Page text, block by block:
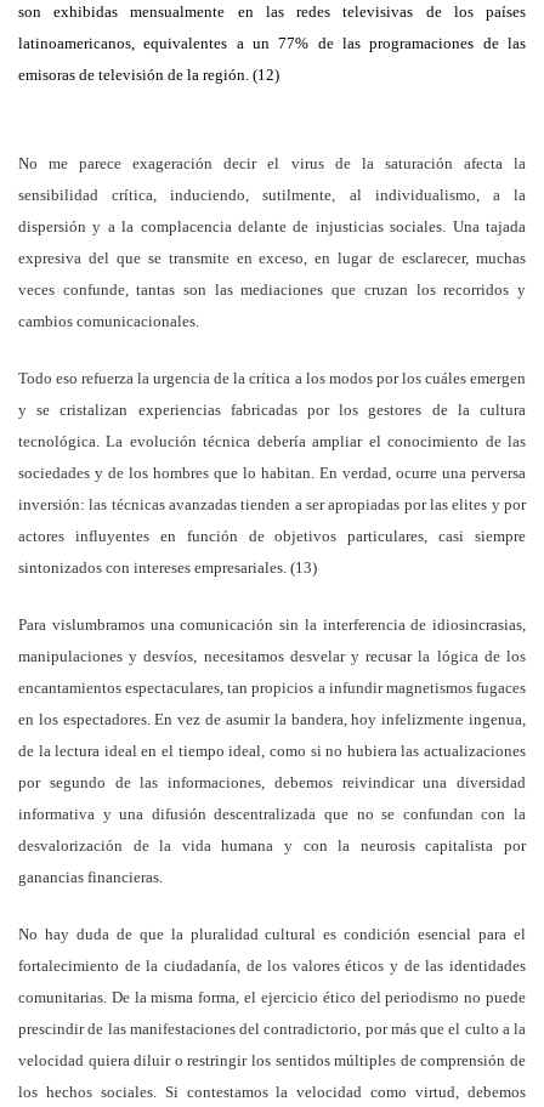
son exhibidas mensualmente en las redes televisivas de los países
latinoamericanos, equivalentes a un 77% de las programaciones de las
emisoras de televisión de la región. (12)
No me parece exageración decir el virus de la saturación afecta la
sensibilidad crítica, induciendo, sutilmente, al individualismo, a la
dispersión y a la complacencia delante de injusticias sociales. Una tajada
expresiva del que se transmite en exceso, en lugar de esclarecer, muchas
veces confunde, tantas son las mediaciones que cruzan los recorridos y
cambios comunicacionales.
Todo eso refuerza la urgencia de la crítica a los modos por los cuáles emergen
y se cristalizan experiencias fabricadas por los gestores de la cultura
tecnológica. La evolución técnica debería ampliar el conocimiento de las
sociedades y de los hombres que lo habitan. En verdad, ocurre una perversa
inversión: las técnicas avanzadas tienden a ser apropiadas por las elites y por
actores influyentes en función de objetivos particulares, casi siempre
sintonizados con intereses empresariales. (13)
Para vislumbramos una comunicación sin la interferencia de idiosincrasias,
manipulaciones y desvíos, necesitamos desvelar y recusar la lógica de los
encantamientos espectaculares, tan propicios a infundir magnetismos fugaces
en los espectadores. En vez de asumir la bandera, hoy infelizmente ingenua,
de la lectura ideal en el tiempo ideal, como si no hubiera las actualizaciones
por segundo de las informaciones, debemos reivindicar una diversidad
informativa y una difusión descentralizada que no se confundan con la
desvalorización de la vida humana y con la neurosis capitalista por
ganancias financieras.
No hay duda de que la pluralidad cultural es condición esencial para el
fortalecimiento de la ciudadanía, de los valores éticos y de las identidades
comunitarias. De la misma forma, el ejercicio ético del periodismo no puede
prescindir de las manifestaciones del contradictorio, por más que el culto a la
velocidad quiera diluir o restringir los sentidos múltiples de comprensión de
los hechos sociales. Si contestamos la velocidad como virtud, debemos